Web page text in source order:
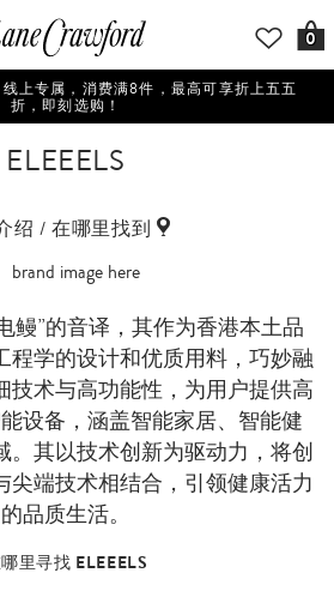
0
上专属，消费满8件，最高可享折上五五
折，即刻选购！
ELEEELS
绍 / 在哪里找到
鳗”的音译，其作为香港本土品
程学的设计和优质用料，巧妙融
技术与高功能性，为用户提供高
设备，涵盖智能家居、智能健
。其以技术创新为驱动力，将创
尖端技术相结合，引领健康活力
的品质生活。
里寻找 ELEEELS